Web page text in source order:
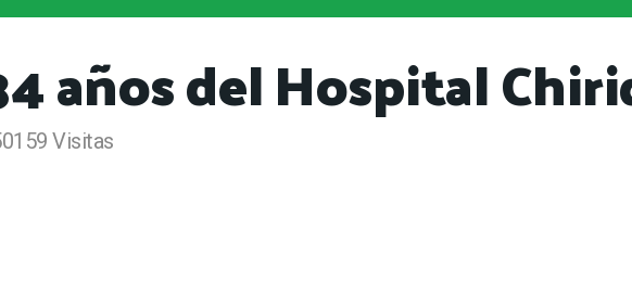
años del Hospital
Visitas